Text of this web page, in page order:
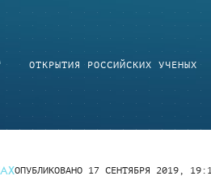
ОТКРЫТИЯ РОССИЙСКИХ УЧЕНЫХ
ОПУБЛИКОВАНО 17 СЕНТЯБРЯ 2019,